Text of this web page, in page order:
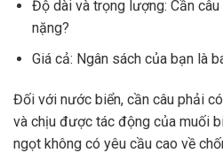
Độ dài và trọng lượng: Cần câu
nặng?
Giá cả: Ngân sách của bạn là
Đối với nước biển, cần câu phải
và chịu được tác động của muối
ngọt không có yêu cầu cao về